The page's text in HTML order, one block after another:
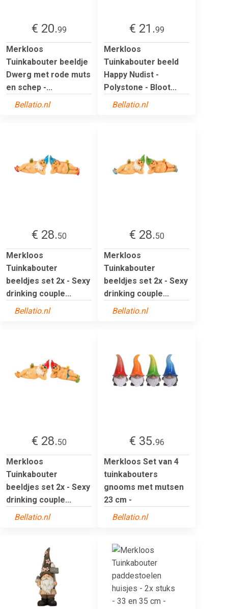
€ 20.99
Merkloos
Tuinkabouter beeldje
Dwerg met rode muts
en schep -...
Bellatio.nl
€ 21.99
Merkloos
Tuinkabouter beeld
Happy Nudist -
Polystone - Bloot...
Bellatio.nl
€ 28.50
Merkloos
Tuinkabouter
beeldjes set 2x - Sexy
drinking couple...
Bellatio.nl
€ 28.50
Merkloos
Tuinkabouter
beeldjes set 2x - Sexy
drinking couple...
Bellatio.nl
€ 28.50
Merkloos
Tuinkabouter
beeldjes set 2x - Sexy
drinking couple...
Bellatio.nl
€ 35.96
Merkloos Set van 4
tuinkabouters
gnooms met mutsen
23 cm -
Bellatio.nl